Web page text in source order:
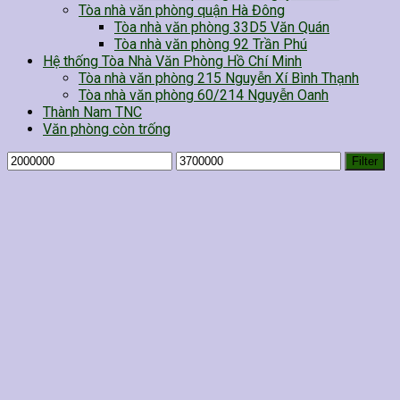
Tòa nhà văn phòng quận Hà Đông
Tòa nhà văn phòng 33D5 Văn Quán
Tòa nhà văn phòng 92 Trần Phú
Hệ thống Tòa Nhà Văn Phòng Hồ Chí Minh
Tòa nhà văn phòng 215 Nguyễn Xí Bình Thạnh
Tòa nhà văn phòng 60/214 Nguyễn Oanh
Thành Nam TNC
Văn phòng còn trống
Filter